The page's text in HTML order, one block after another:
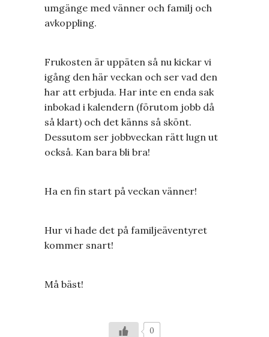
umgänge med vänner och familj och
avkoppling.
Frukosten är uppäten så nu kickar vi
igång den här veckan och ser vad den
har att erbjuda. Har inte en enda sak
inbokad i kalendern (förutom jobb då
så klart) och det känns så skönt.
Dessutom ser jobbveckan rätt lugn ut
också. Kan bara bli bra!
Ha en fin start på veckan vänner!
Hur vi hade det på familjeäventyret
kommer snart!
Må bäst!
0